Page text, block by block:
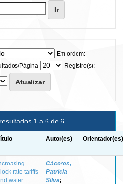
Em ordem:
Página
Registro(s):
1 a 6 de 6
Autor(es) Orientador(es)
rate tariffs
water
Cáceres,
Patrícia
Silva;
-